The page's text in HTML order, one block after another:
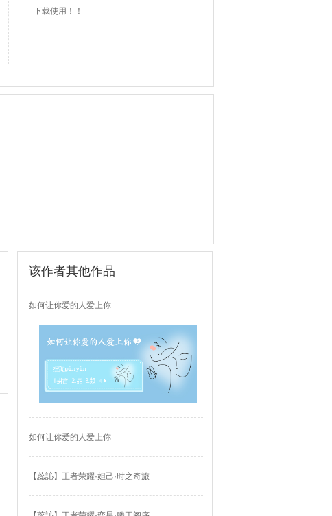
下载使用！！
该作者其他作品
如何让你爱的人爱上你
如何让你爱的人爱上你
【蕊訫】王者荣耀·妲己·时之奇旅